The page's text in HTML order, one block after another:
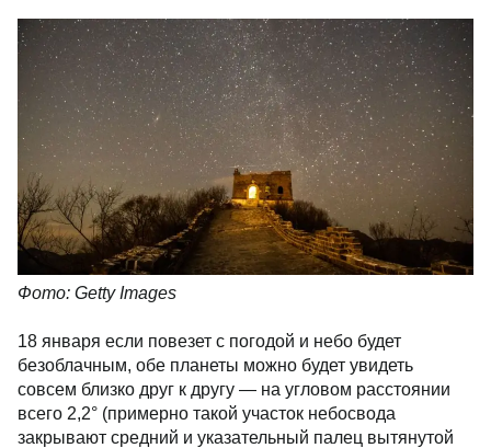
Фото: Getty Images
18 января если повезет с погодой и небо будет
безоблачным, обе планеты можно будет увидеть
совсем близко друг к другу — на угловом расстоянии
всего 2,2° (примерно такой участок небосвода
закрывают средний и указательный палец вытянутой